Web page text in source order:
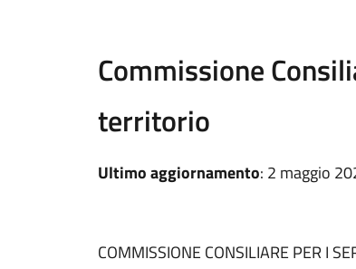
Commissione
territorio
Ultimo aggiornamento: 2 maggio
COMMISSIONE CONSILIARE PER I